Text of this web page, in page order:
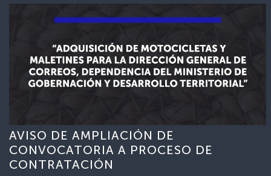
AVISO DE AMPLIACIÓN DE
CONVOCATORIA A PROCESO DE
CONTRATACIÓN